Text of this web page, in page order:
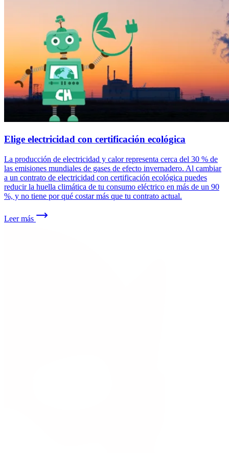
Elige electricidad con certificación ecológica
La producción de electricidad y calor representa cerca del 30 % de
las emisiones mundiales de gases de efecto invernadero. Al cambiar
a un contrato de electricidad con certificación ecológica puedes
reducir la huella climática de tu consumo eléctrico en más de un 90
%, y no tiene por qué costar más que tu contrato actual.
Leer más